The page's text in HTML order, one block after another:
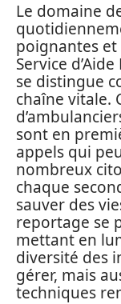
Le domaine
poignantes et
Service
se distingue
chaîne vitale.
sont en
appels qui
nombreux
chaque
sauver des
reportage se
mettant en
diversité des
gérer, mais
techniques